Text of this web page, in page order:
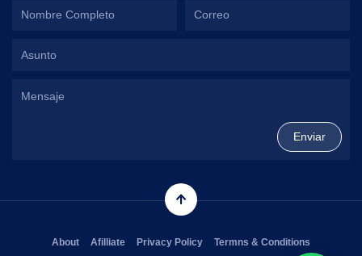
About Afilliate Privacy Policy Termns & Conditions